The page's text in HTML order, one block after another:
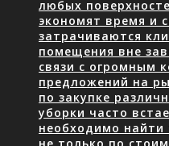
любых
экономят время и
затрачиваются
помещения вне
связи с огромным
предложений на
по закупке
уборки часто
необходимо найти